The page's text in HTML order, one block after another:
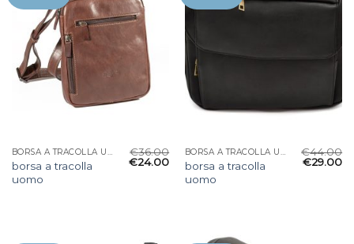
BORSA A TRACOLLA UOMO
borsa a tracolla
uomo
€36.00
€24.00
BORSA A TRACOLLA UOMO
borsa a tracolla
uomo
€44.00
€29.00